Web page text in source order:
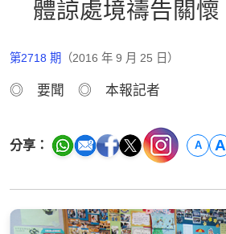
體諒處境禱告關懷
第2718 期 （2016 年 9 月 25 日）
◎ 要聞 ◎ 本報記者
分享： A A